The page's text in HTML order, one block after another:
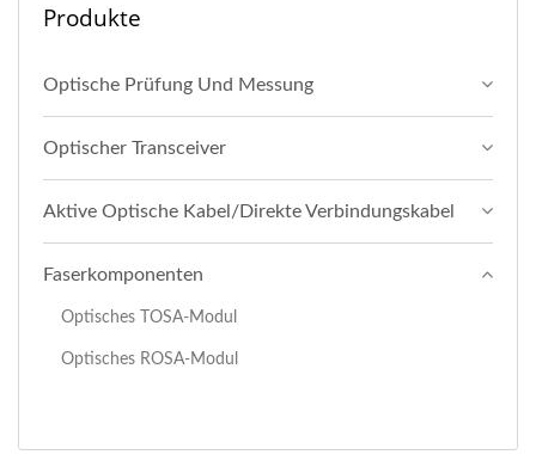
Produkte
Optische Prüfung Und Messung
Optischer Transceiver
Aktive Optische Kabel/Direkte Verbindungskabel
Faserkomponenten
Optisches TOSA-Modul
Optisches ROSA-Modul